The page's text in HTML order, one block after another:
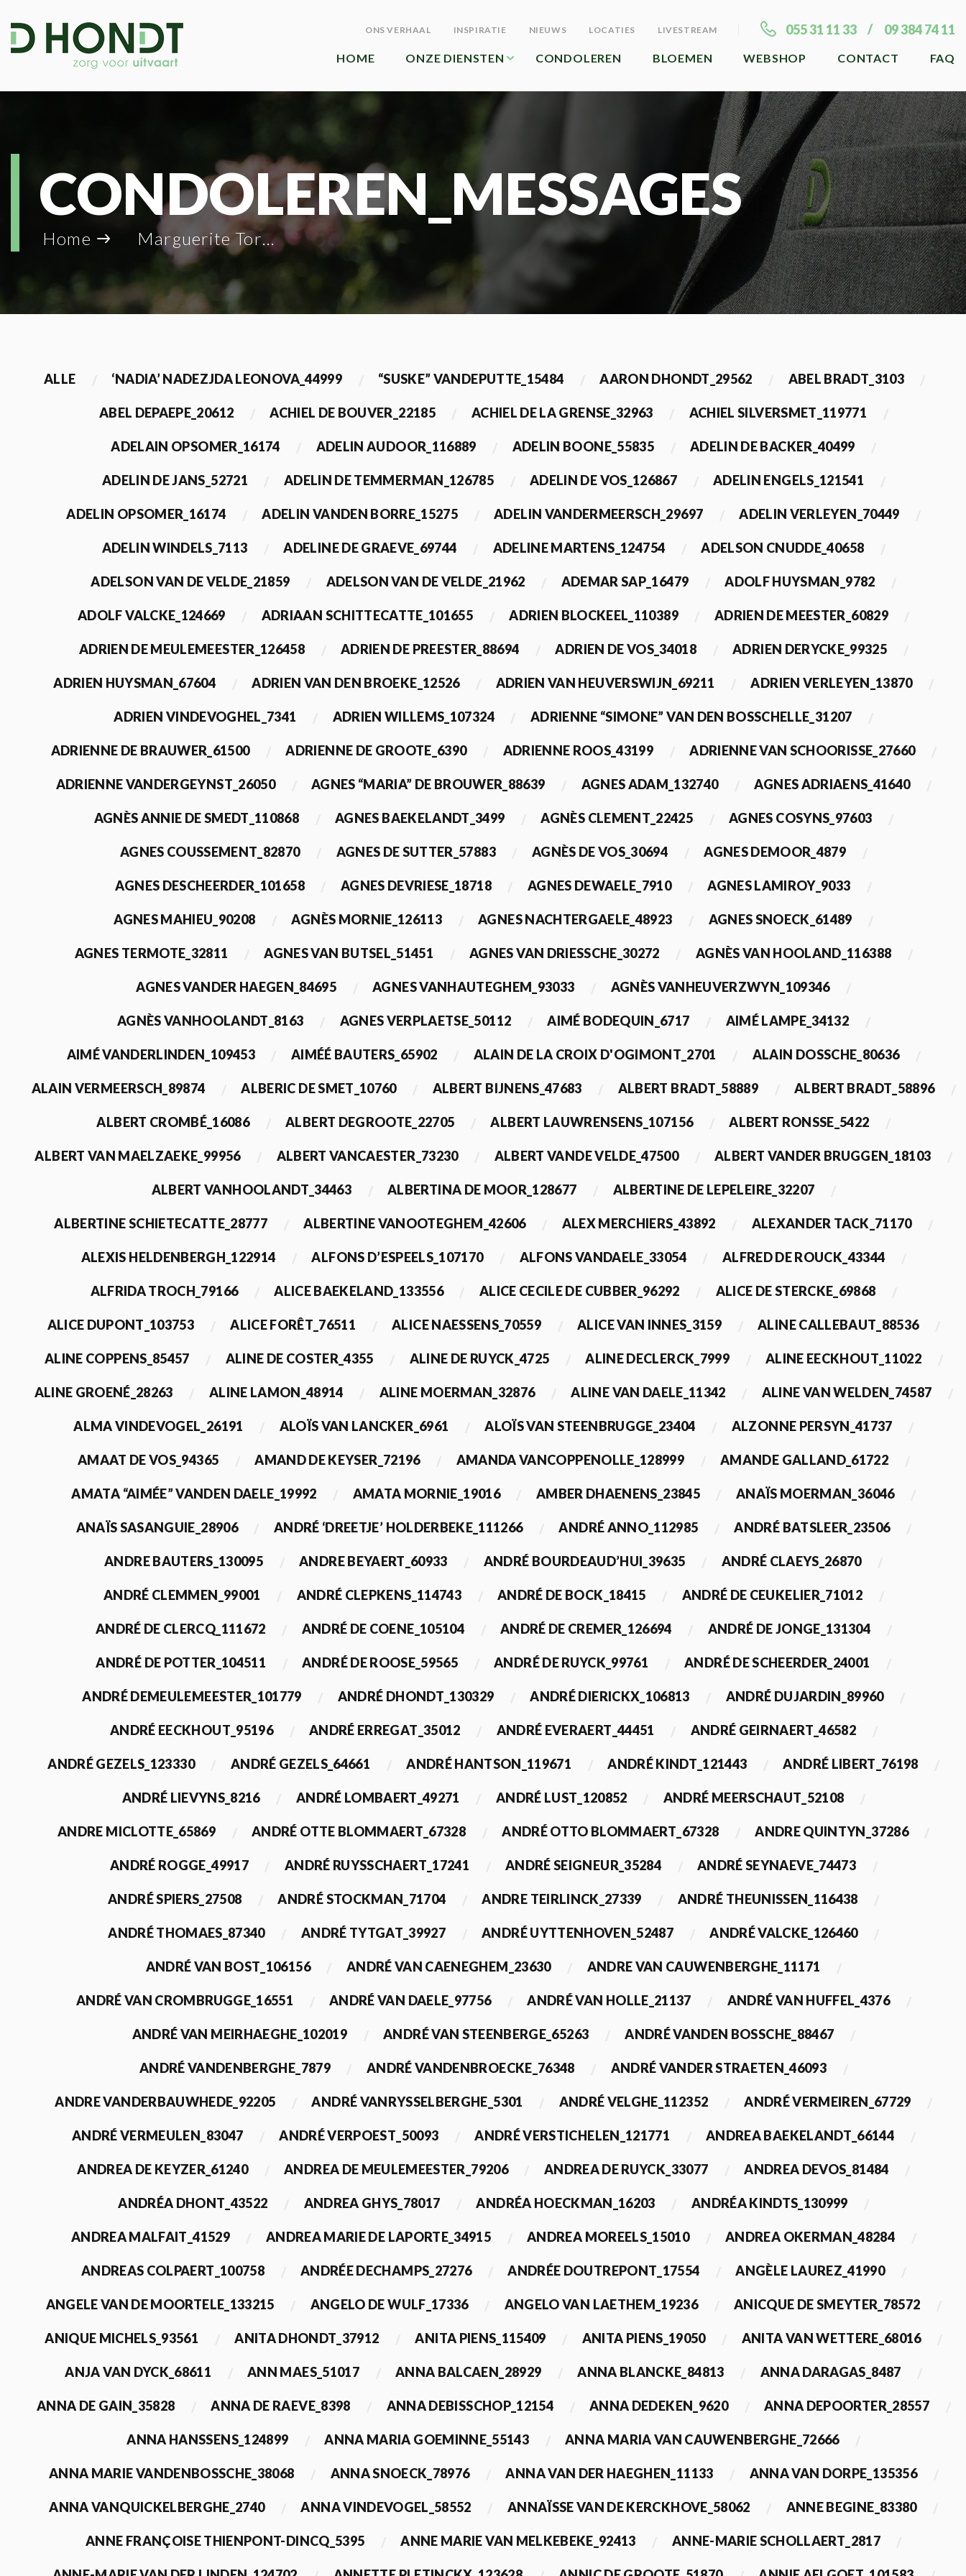
ONS VERHAAL INSPIRATIE NIEUWS LOCATIES LIVESTREAM 055 31 11 33 09 384 74 11
HOME ONZE DIENSTEN CONDOLEREN BLOEMEN WEBSHOP CONTACT FAQ
CONDOLEREN_MESSAGES
Home Marguerite Torck_36095
ALLE ‘NADIA’ NADEZJDA LEONOVA_44999 “SUSKE” VANDEPUTTE_15484 AARON DHONDT_29562 ABEL BRADT_3103
ABEL DEPAEPE_20612 ACHIEL DE BOUVER_22185 ACHIEL DE LA GRENSE_32963 ACHIEL SILVERSMET_119771
ADELAIN OPSOMER_16174 ADELIN AUDOOR_116889 ADELIN BOONE_55835 ADELIN DE BACKER_40499
ADELIN DE JANS_52721 ADELIN DE TEMMERMAN_126785 ADELIN DE VOS_126867 ADELIN ENGELS_121541
ADELIN OPSOMER_16174 ADELIN VANDEN BORRE_15275 ADELIN VANDERMEERSCH_29697 ADELIN VERLEYEN_70449
ADELIN WINDELS_7113 ADELINE DE GRAEVE_69744 ADELINE MARTENS_124754 ADELSON CNUDDE_40658
ADELSON VAN DE VELDE_21859 ADELSON VAN DE VELDE_21962 ADEMAR SAP_16479 ADOLF HUYSMAN_9782
ADOLF VALCKE_124669 ADRIAAN SCHITTECATTE_101655 ADRIEN BLOCKEEL_110389 ADRIEN DE MEESTER_60829
ADRIEN DE MEULEMEESTER_126458 ADRIEN DE PREESTER_88694 ADRIEN DE VOS_34018 ADRIEN DERYCKE_99325
ADRIEN HUYSMAN_67604 ADRIEN VAN DEN BROEKE_12526 ADRIEN VAN HEUVERSWIJN_69211 ADRIEN VERLEYEN_13870
ADRIEN VINDEVOGHEL_7341 ADRIEN WILLEMS_107324 ADRIENNE “SIMONE” VAN DEN BOSSCHELLE_31207
ADRIENNE DE BRAUWER_61500 ADRIENNE DE GROOTE_6390 ADRIENNE ROOS_43199 ADRIENNE VAN SCHOORISSE_27660
ADRIENNE VANDERGEYNST_26050 AGNES “MARIA” DE BROUWER_88639 AGNES ADAM_132740 AGNES ADRIAENS_41640
AGNÈS ANNIE DE SMEDT_110868 AGNES BAEKELANDT_3499 AGNÈS CLEMENT_22425 AGNES COSYNS_97603
AGNES COUSSEMENT_82870 AGNES DE SUTTER_57883 AGNÈS DE VOS_30694 AGNES DEMOOR_4879
AGNES DESCHEERDER_101658 AGNES DEVRIESE_18718 AGNES DEWAELE_7910 AGNES LAMIROY_9033
AGNES MAHIEU_90208 AGNÈS MORNIE_126113 AGNES NACHTERGAELE_48923 AGNES SNOECK_61489
AGNES TERMOTE_32811 AGNES VAN BUTSEL_51451 AGNES VAN DRIESSCHE_30272 AGNÈS VAN HOOLAND_116388
AGNES VANDER HAEGEN_84695 AGNES VANHAUTEGHEM_93033 AGNÈS VANHEUVERZWYN_109346
AGNÈS VANHOOLANDT_8163 AGNES VERPLAETSE_50112 AIMÉ BODEQUIN_6717 AIMÉ LAMPE_34132
AIMÉ VANDERLINDEN_109453 AIMÉÉ BAUTERS_65902 ALAIN DE LA CROIX D'OGIMONT_2701 ALAIN DOSSCHE_80636
ALAIN VERMEERSCH_89874 ALBERIC DE SMET_10760 ALBERT BIJNENS_47683 ALBERT BRADT_58889 ALBERT BRADT_58896
ALBERT CROMBÉ_16086 ALBERT DEGROOTE_22705 ALBERT LAUWRENSENS_107156 ALBERT RONSSE_5422
ALBERT VAN MAELZAEKE_99956 ALBERT VANCAESTER_73230 ALBERT VANDE VELDE_47500 ALBERT VANDER BRUGGEN_18103
ALBERT VANHOOLANDT_34463 ALBERTINA DE MOOR_128677 ALBERTINE DE LEPELEIRE_32207
ALBERTINE SCHIETECATTE_28777 ALBERTINE VANOOTEGHEM_42606 ALEX MERCHIERS_43892 ALEXANDER TACK_71170
ALEXIS HELDENBERGH_122914 ALFONS D’ESPEELS_107170 ALFONS VANDAELE_33054 ALFRED DE ROUCK_43344
ALFRIDA TROCH_79166 ALICE BAEKELAND_133556 ALICE CECILE DE CUBBER_96292 ALICE DE STERCKE_69868
ALICE DUPONT_103753 ALICE FORÊT_76511 ALICE NAESSENS_70559 ALICE VAN INNES_3159 ALINE CALLEBAUT_88536
ALINE COPPENS_85457 ALINE DE COSTER_4355 ALINE DE RUYCK_4725 ALINE DECLERCK_7999 ALINE EECKHOUT_11022
ALINE GROENÉ_28263 ALINE LAMON_48914 ALINE MOERMAN_32876 ALINE VAN DAELE_11342 ALINE VAN WELDEN_74587
ALMA VINDEVOGEL_26191 ALOÏS VAN LANCKER_6961 ALOÏS VAN STEENBRUGGE_23404 ALZONNE PERSYN_41737
AMAAT DE VOS_94365 AMAND DE KEYSER_72196 AMANDA VANCOPPENOLLE_128999 AMANDE GALLAND_61722
AMATA “AIMÉE” VANDEN DAELE_19992 AMATA MORNIE_19016 AMBER DHAENENS_23845 ANAÏS MOERMAN_36046
ANAÏS SASANGUIE_28906 ANDRÉ ‘DREETJE’ HOLDERBEKE_111266 ANDRÉ ANNO_112985 ANDRÉ BATSLEER_23506
ANDRE BAUTERS_130095 ANDRE BEYAERT_60933 ANDRÉ BOURDEAUD’HUI_39635 ANDRÉ CLAEYS_26870
ANDRÉ CLEMMEN_99001 ANDRÉ CLEPKENS_114743 ANDRÉ DE BOCK_18415 ANDRÉ DE CEUKELIER_71012
ANDRÉ DE CLERCQ_111672 ANDRÉ DE COENE_105104 ANDRÉ DE CREMER_126694 ANDRÉ DE JONGE_131304
ANDRÉ DE POTTER_104511 ANDRÉ DE ROOSE_59565 ANDRÉ DE RUYCK_99761 ANDRÉ DE SCHEERDER_24001
ANDRÉ DEMEULEMEESTER_101779 ANDRÉ DHONDT_130329 ANDRÉ DIERICKX_106813 ANDRÉ DUJARDIN_89960
ANDRÉ EECKHOUT_95196 ANDRÉ ERREGAT_35012 ANDRÉ EVERAERT_44451 ANDRÉ GEIRNAERT_46582
ANDRÉ GEZELS_123330 ANDRÉ GEZELS_64661 ANDRÉ HANTSON_119671 ANDRÉ KINDT_121443 ANDRÉ LIBERT_76198
ANDRÉ LIEVYNS_8216 ANDRÉ LOMBAERT_49271 ANDRÉ LUST_120852 ANDRÉ MEERSCHAUT_52108
ANDRE MICLOTTE_65869 ANDRÉ OTTE BLOMMAERT_67328 ANDRÉ OTTO BLOMMAERT_67328 ANDRE QUINTYN_37286
ANDRÉ ROGGE_49917 ANDRÉ RUYSSCHAERT_17241 ANDRÉ SEIGNEUR_35284 ANDRÉ SEYNAEVE_74473
ANDRÉ SPIERS_27508 ANDRÉ STOCKMAN_71704 ANDRE TEIRLINCK_27339 ANDRÉ THEUNISSEN_116438
ANDRÉ THOMAES_87340 ANDRÉ TYTGAT_39927 ANDRÉ UYTTENHOVEN_52487 ANDRÉ VALCKE_126460
ANDRÉ VAN BOST_106156 ANDRÉ VAN CAENEGHEM_23630 ANDRE VAN CAUWENBERGHE_11171
ANDRÉ VAN CROMBRUGGE_16551 ANDRÉ VAN DAELE_97756 ANDRÉ VAN HOLLE_21137 ANDRÉ VAN HUFFEL_4376
ANDRÉ VAN MEIRHAEGHE_102019 ANDRÉ VAN STEENBERGE_65263 ANDRÉ VANDEN BOSSCHE_88467
ANDRÉ VANDENBERGHE_7879 ANDRÉ VANDENBROECKE_76348 ANDRÉ VANDER STRAETEN_46093
ANDRE VANDERBAUWHEDE_92205 ANDRÉ VANRYSSELBERGHE_5301 ANDRÉ VELGHE_112352 ANDRÉ VERMEIREN_67729
ANDRÉ VERMEULEN_83047 ANDRÉ VERPOEST_50093 ANDRÉ VERSTICHELEN_121771 ANDREA BAEKELANDT_66144
ANDREA DE KEYZER_61240 ANDREA DE MEULEMEESTER_79206 ANDREA DE RUYCK_33077 ANDREA DEVOS_81484
ANDRÉA DHONT_43522 ANDREA GHYS_78017 ANDRÉA HOECKMAN_16203 ANDRÉA KINDTS_130999
ANDREA MALFAIT_41529 ANDREA MARIE DE LAPORTE_34915 ANDREA MOREELS_15010 ANDREA OKERMAN_48284
ANDREAS COLPAERT_100758 ANDRÉE DECHAMPS_27276 ANDRÉE DOUTREPONT_17554 ANGÈLE LAUREZ_41990
ANGELE VAN DE MOORTELE_133215 ANGELO DE WULF_17336 ANGELO VAN LAETHEM_19236 ANICQUE DE SMEYTER_78572
ANIQUE MICHELS_93561 ANITA DHONDT_37912 ANITA PIENS_115409 ANITA PIENS_19050 ANITA VAN WETTERE_68016
ANJA VAN DYCK_68611 ANN MAES_51017 ANNA BALCAEN_28929 ANNA BLANCKE_84813 ANNA DARAGAS_8487
ANNA DE GAIN_35828 ANNA DE RAEVE_8398 ANNA DEBISSCHOP_12154 ANNA DEDEKEN_9620 ANNA DEPOORTER_28557
ANNA HANSSENS_124899 ANNA MARIA GOEMINNE_55143 ANNA MARIA VAN CAUWENBERGHE_72666
ANNA MARIE VANDENBOSSCHE_38068 ANNA SNOECK_78976 ANNA VAN DER HAEGHEN_11133 ANNA VAN DORPE_135356
ANNA VANQUICKELBERGHE_2740 ANNA VINDEVOGEL_58552 ANNAÏSSE VAN DE KERCKHOVE_58062 ANNE BEGINE_83380
ANNE FRANÇOISE THIENPONT-DINCQ_5395 ANNE MARIE VAN MELKEBEKE_92413 ANNE-MARIE SCHOLLAERT_2817